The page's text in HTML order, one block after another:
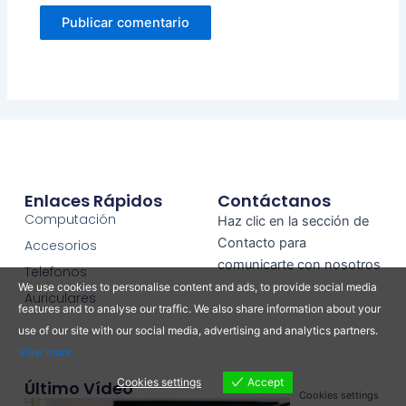
Enlaces Rápidos
Computación
Accesorios
Telefonos
Auriculares
Contáctanos
Haz clic en la sección de
Contacto para
comunicarte con nosotros
Último Vídeo
We use cookies to personalise content and ads, to provide social media
features and to analyse our traffic. We also share information about your
use of our site with our social media, advertising and analytics partners.
View more
Cookies settings Accept
Cookies settings